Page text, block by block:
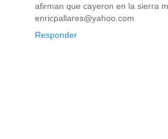
afirman que cayeron en la sierra
enricpallares@yahoo.com
Responder